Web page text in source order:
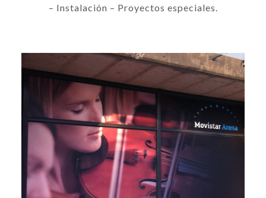
– Instalación – Proyectos especiales.